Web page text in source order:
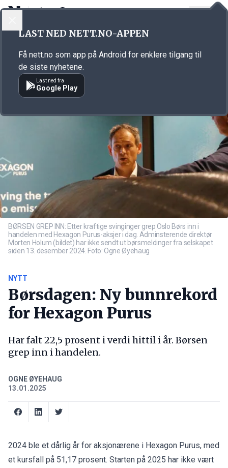
Annonsørinnhold
BØRSEN GREP INN: Etter kraftige svinginger grep Oslo Børs inn i
handelen med Hexagon Purus-aksjer i dag. Adminsterende direktør
Morten Holum (bildet) har ikke sendt ut børsmeldinger fra selskapet
siden 13. desember 2024. Foto: Ogne Øyehaug
NYTT
Børsdagen: Ny bunnrekord
for Hexagon Purus
Har falt 22,5 prosent i verdi hittil i år. Børsen
grep inn i handelen.
OGNE ØYEHAUG
13.01.2025
2024 ble et dårlig år for aksjonærene i Hexagon Purus, med
et kursfall på 51,17 prosent. Starten på 2025 har ikke vært
LAST NED NETT.NO-APPEN
Få nett.no som app på Android for enklere tilgang til
de siste nyhetene.
Last ned fra
Google Play